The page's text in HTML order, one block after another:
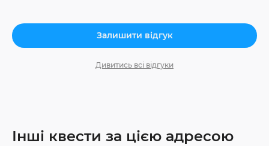
Залишити відгук
Дивитись всі відгуки
Інші квести за цією адресою